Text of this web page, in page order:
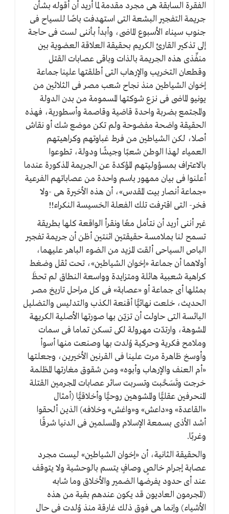
الفقرة السابقة هى مجرد مقدمة لما أريد أن أقوله بشأن
جريمة التفجير البشعة التى استهدفت باصًا للسياح فى
جنوب سيناء الأسبوع الماضى، وأبدأ بأننى لست فى حاجة
إلى تذكير القارئ الكريم بحقيقة العلاقة العضوية بين
منفِّذى هذه الجريمة بالذات وباقى عصابات القتل
وقطعان التخريب والإرهاب التى أطلقتها علينا جماعة
إخوان الشياطين منذ نجاح شعب مصر فى الثلاثين من
يونيو الماضى فى نزع شوكتها المسمومة من بدن الدولة
والمجتمع بضربة واحدة قاضية وقاصمة وأسطورية، فهذه
الحقيقة واضحة مفضوحة ولم تكن موضع شك أو نقاش
أصلا، لكن الشياطين من فرط غباوتهم وكراهيتهم
العمياء لهذا الوطن شعبًا وجيشًا ودولة، تطوعوا
بالاعتراف بمسؤوليتهم المؤكدة عن الجريمة المذكورة عندما
أعلنوا فى بيان ممهور باسم واحدة من عصاباتهم الفرعية
«جماعة أنصار بيت المقدس»، أن هذه الأخيرة هى -ولا
فخر- التى اقترفت تلك الفعلة الخسيسة النكراء!!
غير أننى أريد أن نتأمل معًا ونقرأ الواقعة كلها بطريقة
تسمح لنا بملامسة حقيقتين اثنتين أظن أن جريمة تفجير
الباص السياحى ألقت المزيد من الضوء الباهر عليهما،
أولاهما أن جماعة «إخوان الشياطين»، تحت ثقل وضغط
كراهية شعبية هائلة ومتزايدة وواسعة النطاق لم تحظَ
بمثلها أى جماعة أو «عصابة» فى كل مراحل تاريخ مصر
الحديث، خلعت نهائيًّا أقنعة الكذب والتدليس والتضليل
البائسة التى حاولت أن تزيّن بها صورتها الأصلية الكريهة
المشوهة، وارتدّت مهرولة لكى تسكن تماما فى سمات
وملامح فكرية وحركية وُلدت بها وصنعت منها أسوأ
وأوسخ ظاهرة مرت علينا فى القرنين الأخيرين، وجعلتها
«أم العنف والإرهاب وأبوه» ومن شقوق مغارتها المظلمة
خرجت وتَسَحَّبت وتسربت سائر عصابات المجرمين القتلة
المنحرفين عقليًّا والمشوهين روحيًّا وأخلاقيًّا (أمثال
«القاعدة» و«داعش» و«واغش» وخلافه) الذين ألحقوا
أشد الأذى بسمعة الإسلام والمسلمين فى الدنيا شرقًا
وغربًا.
والحقيقة الثانية، أن «إخوان الشياطين» ليست مجرد
عصابة إجرام خالصٍ وصافٍ يتسم بالوحشية ولا يتوقف
عند أى حدود يفرضها الضمير والأخلاق وما شابه
(المجرمون العاديون قد يكون عندهم بقية من هذه
الأشياء) وإنما هى فوق ذلك غارقة منذ وُلدت فى حال